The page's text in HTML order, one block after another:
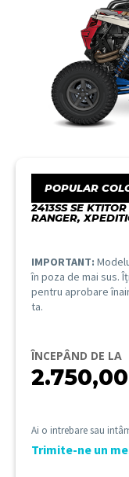
POPULAR
2413SS SE
RANGER,
IMPORTANT:
în poza de mai sus.
pentru aprobare
ta.
ÎNCEPÂND DE LA
2.750,00
Ai o intrebare sau
Trimite-ne un